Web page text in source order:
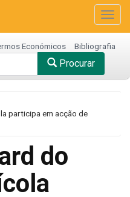
Económicos Bibliografia
Procurar
participa em acção de
do